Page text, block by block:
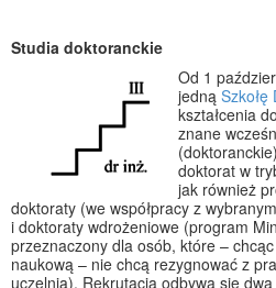
Studia doktoranckie
Od 1
jedną Szkołę
kształcenia
znane
doktorat w
jak również
doktoraty (we współpracy z
i doktoraty wdrożeniowe (program
przeznaczony dla osób, które –
naukową – nie chcą rezygnować z
uczelnią). Rekrutacja odbywa się